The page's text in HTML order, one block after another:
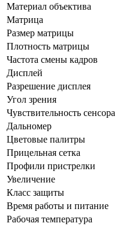
Материал объектива
Матрица
Размер матрицы
Плотность матрицы
Частота смены кадров
Дисплей
Разрешение дисплея
Угол зрения
Чувствительность сенсора
Дальномер
Цветовые палитры
Прицельная сетка
Профили пристрелки
Увеличение
Класс защиты
Время работы и питание
Рабочая температура